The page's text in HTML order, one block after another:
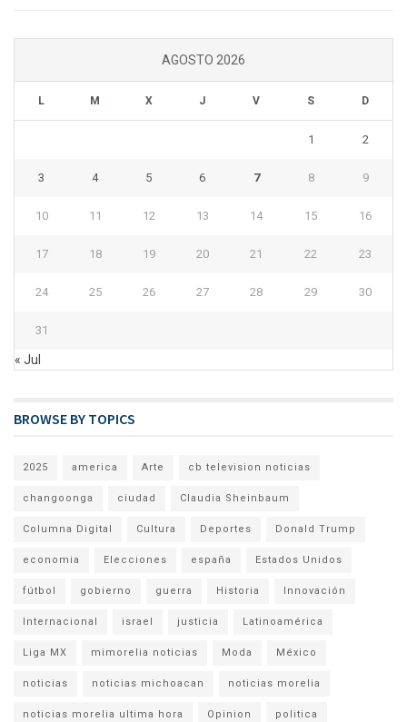
AGOSTO 2026
L M X J V S D
1 2
3 4 5 6 7 8 9
10 11 12 13 14 15 16
17 18 19 20 21 22 23
24 25 26 27 28 29 30
31
« Jul
BROWSE BY TOPICS
2025 america Arte cb television noticias
changoonga ciudad Claudia Sheinbaum
Columna Digital Cultura Deportes Donald Trump
economia Elecciones españa Estados Unidos
fútbol gobierno guerra Historia Innovación
Internacional israel justicia Latinoamérica
Liga MX mimorelia noticias Moda México
noticias noticias michoacan noticias morelia
noticias morelia ultima hora Opinion politica